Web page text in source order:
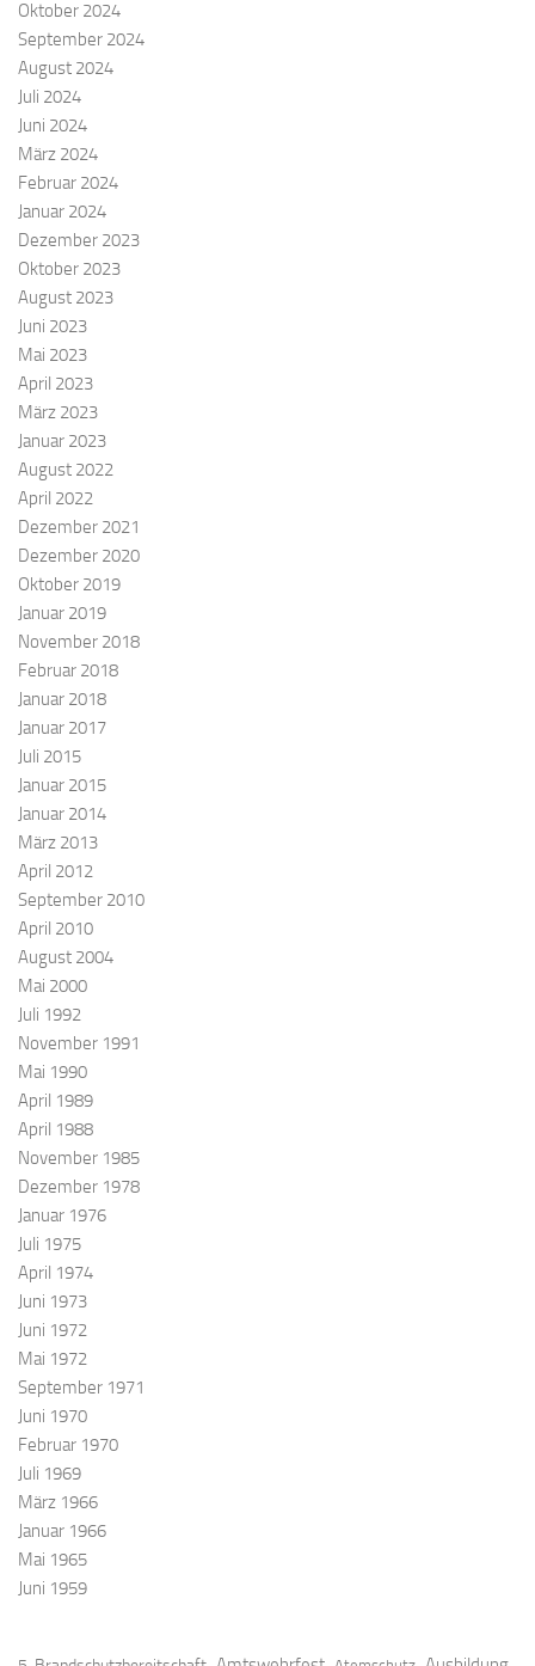
Oktober 2024
September 2024
August 2024
Juli 2024
Juni 2024
März 2024
Februar 2024
Januar 2024
Dezember 2023
Oktober 2023
August 2023
Juni 2023
Mai 2023
April 2023
März 2023
Januar 2023
August 2022
April 2022
Dezember 2021
Dezember 2020
Oktober 2019
Januar 2019
November 2018
Februar 2018
Januar 2018
Januar 2017
Juli 2015
Januar 2015
Januar 2014
März 2013
April 2012
September 2010
April 2010
August 2004
Mai 2000
Juli 1992
November 1991
Mai 1990
April 1989
April 1988
November 1985
Dezember 1978
Januar 1976
Juli 1975
April 1974
Juni 1973
Juni 1972
Mai 1972
September 1971
Juni 1970
Februar 1970
Juli 1969
März 1966
Januar 1966
Mai 1965
Juni 1959